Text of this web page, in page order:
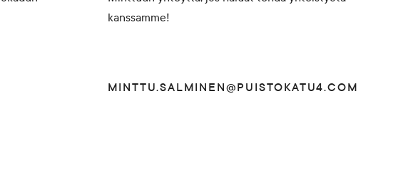
kanssamme!
MINTTU.SALMINEN@PUISTOKATU4.COM